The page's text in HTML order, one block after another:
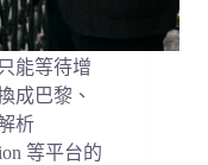
能等待增
成巴黎、
析
等平台的